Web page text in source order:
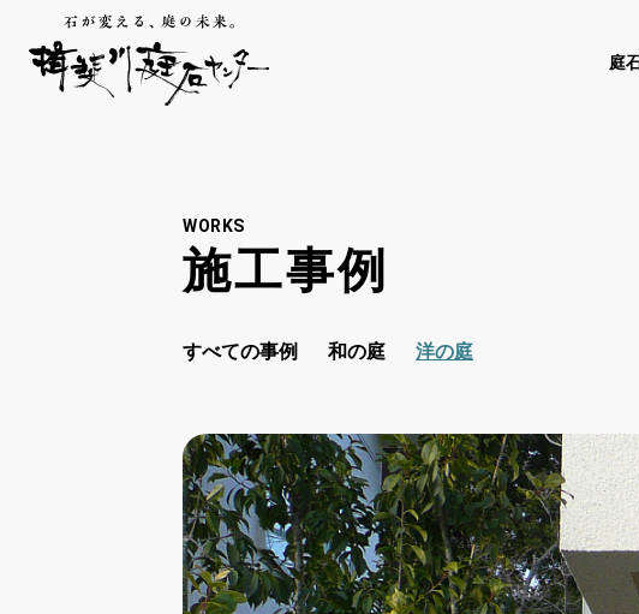
庭
WORKS
施工事例
すべての事例 和の庭 洋の庭